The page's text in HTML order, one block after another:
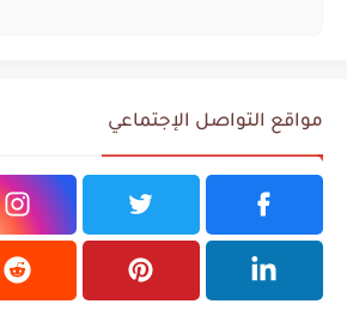
مواقع التواصل الإجتماعي